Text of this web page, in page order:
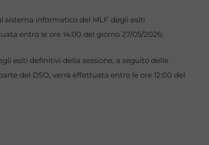
sistema informatico del MLF degli esiti
entro le ore 14:00 del giorno 27/05/2026;
esiti definitivi della sessione, a seguito delle
del DSO, verrà effettuata entro le ore 12:00 del